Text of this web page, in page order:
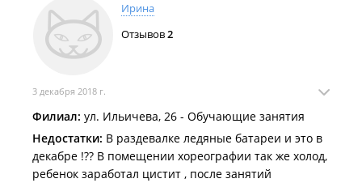
Ирина
Отзывов2
3 декабря 2018 г.
Филиал: ул. Ильичева, 26 - Обучающие занятия
Недостатки: В раздевалке ледяные батареи и это в
декабре !?? В помещении хореографии так же холод,
ребенок заработал цистит , после занятий